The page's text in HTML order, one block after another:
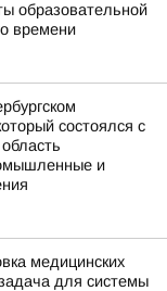
образовательной
времени
состоялся с
и
медицинских
для системы